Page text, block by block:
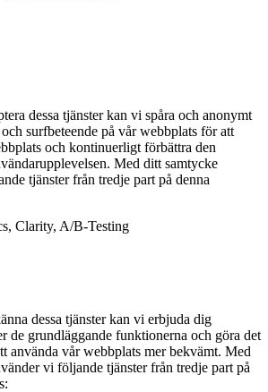
dessa tjänster kan vi spåra och anonymt
surfbeteende på vår webbplats för att
och kontinuerligt förbättra den
Med ditt samtycke
tjänster från tredje part på denna
Clarity, A/B-Testing
dessa tjänster kan vi erbjuda dig
de grundläggande funktionerna och göra det
använda vår webbplats mer bekvämt. Med
vi följande tjänster från tredje part på